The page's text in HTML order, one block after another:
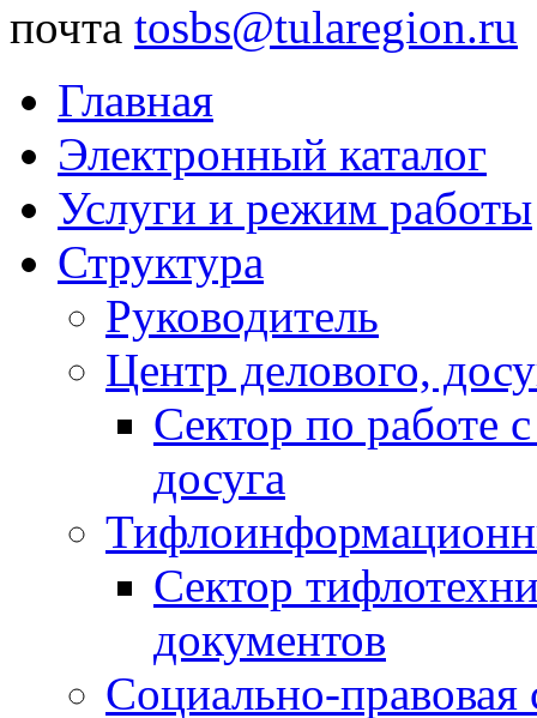
почта tosbs@tularegion.ru
Главная
Электронный каталог
Услуги и режим работы
Структура
Руководитель
Центр делового,
Сектор по работе
досуга
Сектор
документов
Социально-правовая